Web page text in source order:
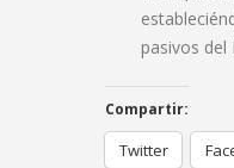
pasivos
Compartir:
Twitter